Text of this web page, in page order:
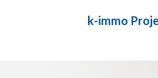
k-immo